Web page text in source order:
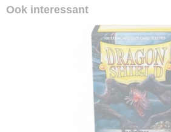
EAN code
Ook interessant